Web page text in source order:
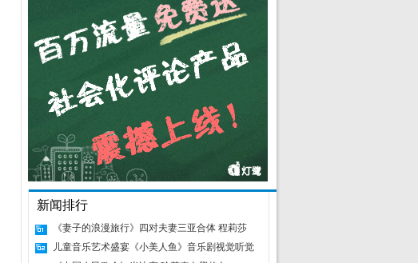
新闻排行
《妻子的浪漫旅行》四对夫妻三亚合体 程莉莎
儿童音乐艺术盛宴《小美人鱼》音乐剧视觉听觉